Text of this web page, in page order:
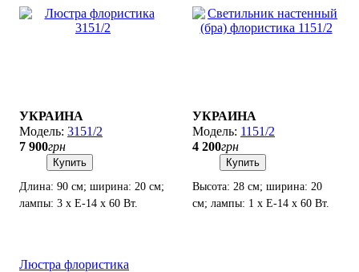
УКРАИНА
3151/2
7 900грн
Купить
Длина: 90 см; ширина: 20 см;
лампы: 3 х Е-14 х 60 Вт.
УКРАИНА
1151/2
4 200грн
Купить
Высота: 28 см; ширина: 20
см; лампы: 1 х Е-14 х 60 Вт.
Люстра флористика